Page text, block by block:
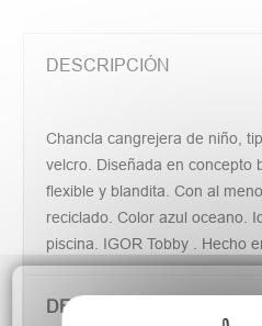
DESCRIPCIÓN
Chancla cangrejera de niño,
velcro. Diseñada en concepto
flexible y blandita. Con al
reciclado. Color azul oceano.
piscina. IGOR Tobby . Hecho
DETALLES DEL